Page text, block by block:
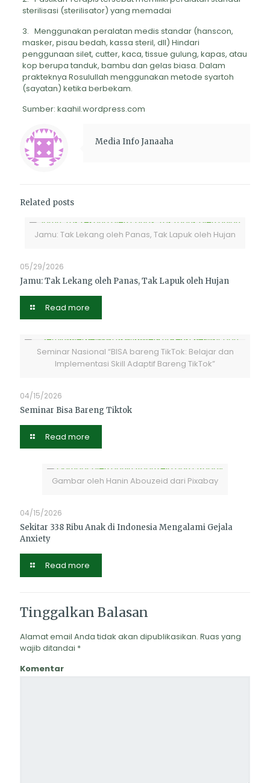
sterilisasi (sterilisator) yang memadai
3. Menggunakan peralatan medis standar (hanscon,
masker, pisau bedah, kassa steril, dll) Hindari
penggunaan silet, cutter, kaca, tissue gulung, kapas, atau
kop berupa tanduk, bambu dan gelas biasa. Dalam
prakteknya Rosulullah menggunakan metode syartoh
(sayatan) ketika berbekam.
Sumber: kaahil.wordpress.com
Media Info Janaaha
Related posts
Jamu: Tak Lekang oleh Panas, Tak Lapuk oleh Hujan
05/29/2026
Jamu: Tak Lekang oleh Panas, Tak Lapuk oleh Hujan
Read more
Seminar Nasional “BISA bareng TikTok: Belajar dan
Implementasi Skill Adaptif Bareng TikTok”
04/15/2026
Seminar Bisa Bareng Tiktok
Read more
Gambar oleh Hanin Abouzeid dari Pixabay
04/15/2026
Sekitar 338 Ribu Anak di Indonesia Mengalami Gejala
Anxiety
Read more
Tinggalkan Balasan
Alamat email Anda tidak akan dipublikasikan. Ruas yang
wajib ditandai *
Komentar